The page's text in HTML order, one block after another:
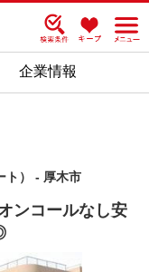
企業情報
ト） - 厚木市
ンコールなし安